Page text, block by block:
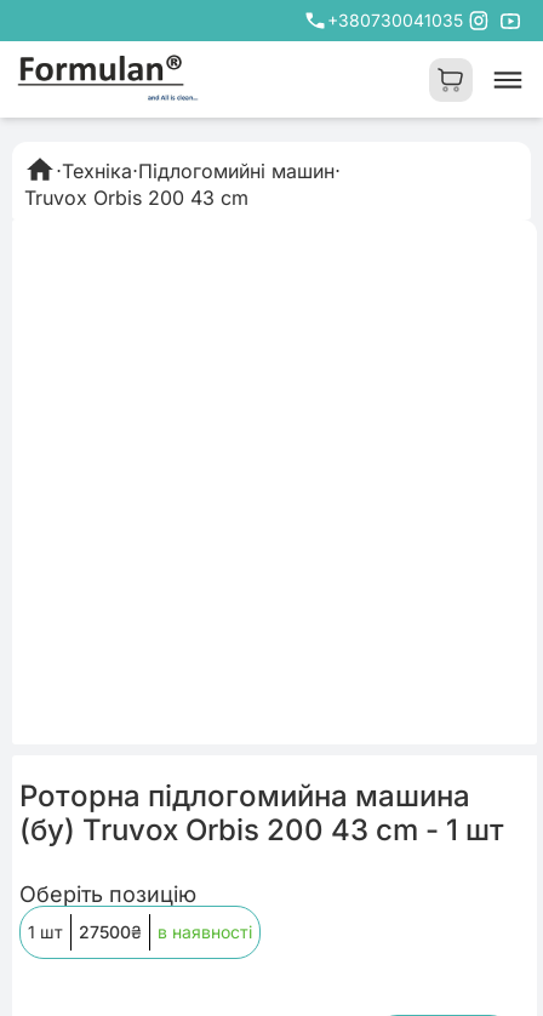
+380730041035
⋅Техніка⋅Підлогомийні машин⋅
Truvox Orbis 200 43 cm
Роторна підлогомийна машина
(бу) Truvox Orbis 200 43 cm - 1 шт
Оберіть позицію
1 шт 27500₴ в наявності